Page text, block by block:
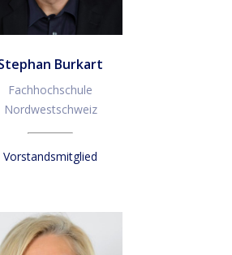
Burkart
Fachhochschule
Nordwestschweiz
Vorstandsmitglied